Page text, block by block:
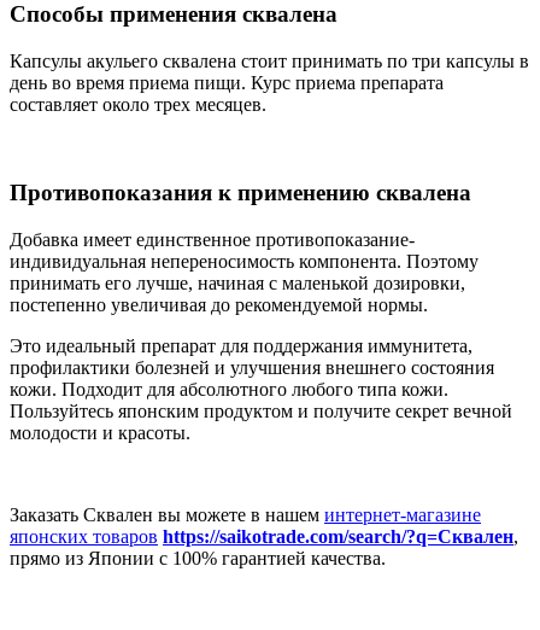
Способы применения сквалена
Капсулы акульего сквалена стоит принимать по три капсулы в
день во время приема пищи. Курс приема препарата
составляет около трех месяцев.
Противопоказания к применению сквалена
Добавка имеет единственное противопоказание-
индивидуальная непереносимость компонента. Поэтому
принимать его лучше, начиная с маленькой дозировки,
постепенно увеличивая до рекомендуемой нормы.
Это идеальный препарат для поддержания иммунитета,
профилактики болезней и улучшения внешнего состояния
кожи. Подходит для абсолютного любого типа кожи.
Пользуйтесь японским продуктом и получите секрет вечной
молодости и красоты.
Заказать Сквален вы можете в нашем интернет-магазине
японских товаров https://saikotrade.com/search/?q=Сквален,
прямо из Японии с 100% гарантией качества.